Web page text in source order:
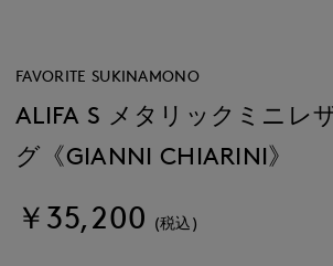
FAVORITE SUKINAMONO
ALIFA S メタリックミニレ
グ《GIANNI CHIARINI》
￥35,200 (税込)